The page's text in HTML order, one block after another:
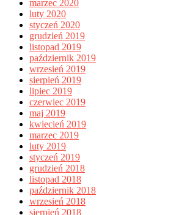
marzec 2020
luty 2020
styczeń 2020
grudzień 2019
listopad 2019
październik 2019
wrzesień 2019
sierpień 2019
lipiec 2019
czerwiec 2019
maj 2019
kwiecień 2019
marzec 2019
luty 2019
styczeń 2019
grudzień 2018
listopad 2018
październik 2018
wrzesień 2018
sierpień 2018